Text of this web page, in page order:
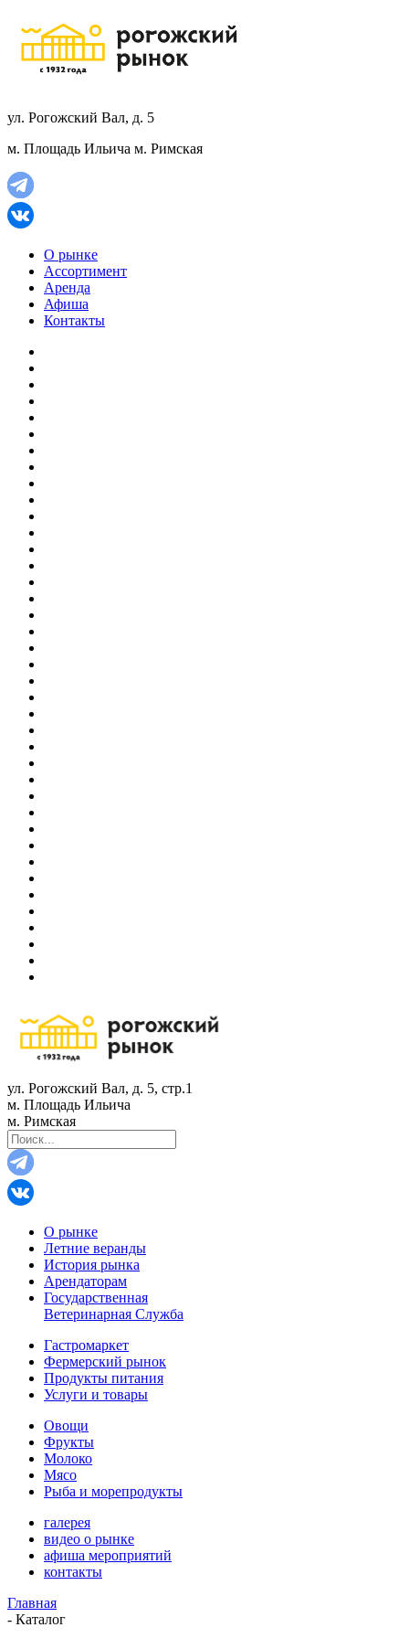
ул. Рогожский Вал, д. 5
м. Площадь Ильича м. Римская
О рынке
Ассортимент
Аренда
Афиша
Контакты
ул. Рогожский Вал, д. 5, стр.1
м. Площадь Ильича
м. Римская
О рынке
Летние веранды
История рынка
Арендаторам
Государственная
Ветеринарная Служба
Гастромаркет
Фермерский рынок
Продукты питания
Услуги и товары
Овощи
Фрукты
Молоко
Мясо
Рыба и морепродукты
галерея
видео о рынке
афиша мероприятий
контакты
Главная
- Каталог